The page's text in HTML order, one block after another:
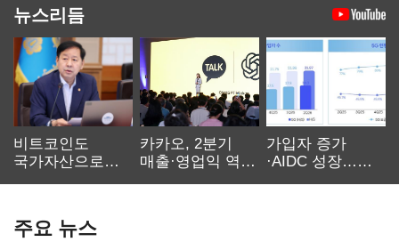
뉴스리듬
비트코인도
국가자산으로…'
카카오, 2분기
매출·영업익 역대
가입자 증가
·AIDC 성장…
주요 뉴스